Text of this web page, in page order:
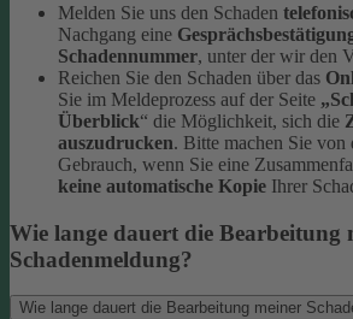
Melden Sie uns den Schaden
Nachgang eine
Schadennummer, unter der wir den
Reichen Sie den Schaden über das
Sie im Meldeprozess auf der Seite
Überblick“ die Möglichkeit, sich die
auszudrucken. Bitte machen Sie
Gebrauch, wenn Sie eine
keine automatische Kopie Ihrer
Wie lange dauert die Bearbeitung
Schadenmeldung?
Wie lange dauert die Bearbeitung meiner